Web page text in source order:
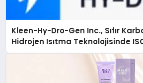
Kleen-Hy-Dro-Gen Inc., Sıfır
Hidrojen Isıtma Teknolojisinde
Düzenleyici Onaylarını Aldı